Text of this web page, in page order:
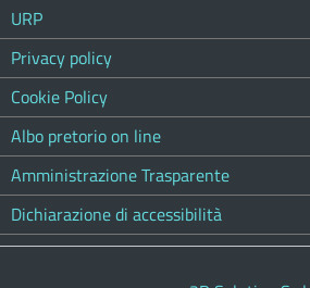
URP
Privacy policy
Cookie Policy
Albo pretorio on line
Amministrazione Trasparente
Dichiarazione di accessibilità